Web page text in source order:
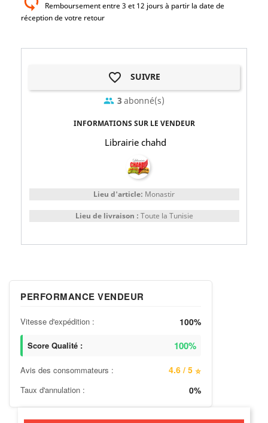
Remboursement entre 3 et 12 jours à partir la date de
réception de votre retour
favorite_border SUIVRE
group 3 abonné(s)
INFORMATIONS SUR LE VENDEUR
Librairie chahd
Lieu d'article: Monastir
Lieu de livraison : Toute la Tunisie
PERFORMANCE VENDEUR
Vitesse d'expédition : 100%
Score Qualité : 100%
Avis des consommateurs : 4.6 / 5 ⭐
Taux d'annulation : 0%